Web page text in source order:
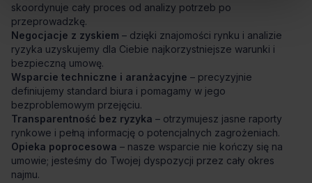
skoordynuje cały proces od analizy potrzeb po
przeprowadzkę.
Negocjacje z zyskiem – dzięki znajomości rynku i analizie
ryzyka uzyskujemy dla Ciebie najkorzystniejsze warunki i
bezpieczną umowę.
Wsparcie techniczne i aranżacyjne – precyzyjnie
definiujemy standard biura i pomagamy w jego
bezproblemowym przejęciu.
Transparentność bez ryzyka – otrzymujesz jasne raporty
rynkowe i pełną informację o potencjalnych zagrożeniach.
Opieka poprocesowa – nasze wsparcie nie kończy się na
umowie; jesteśmy do Twojej dyspozycji przez cały okres
najmu.